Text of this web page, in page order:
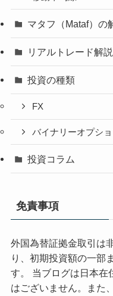
マタフ（Mataf）の
リアルトレード解説
投資の種類
FX
バイナリーオプシ
投資コラム
免責事項
外国為替証拠金取引は
り、初期投資額の一部
す。 当ブログは日本在
はございません。また